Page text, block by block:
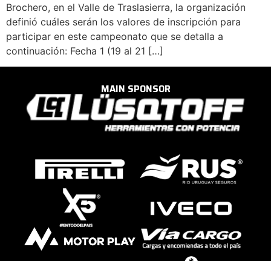
Brochero, en el Valle de Traslasierra, la organización
definió cuáles serán los valores de inscripción para
participar en este campeonato que se detalla a
continuación: Fecha 1 (19 al 21 […]
MAIN SPONSOR